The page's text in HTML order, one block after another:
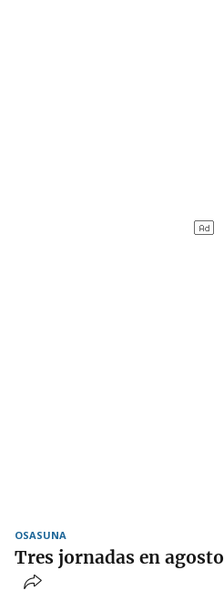
OSASUNA
Tres jornadas en agosto